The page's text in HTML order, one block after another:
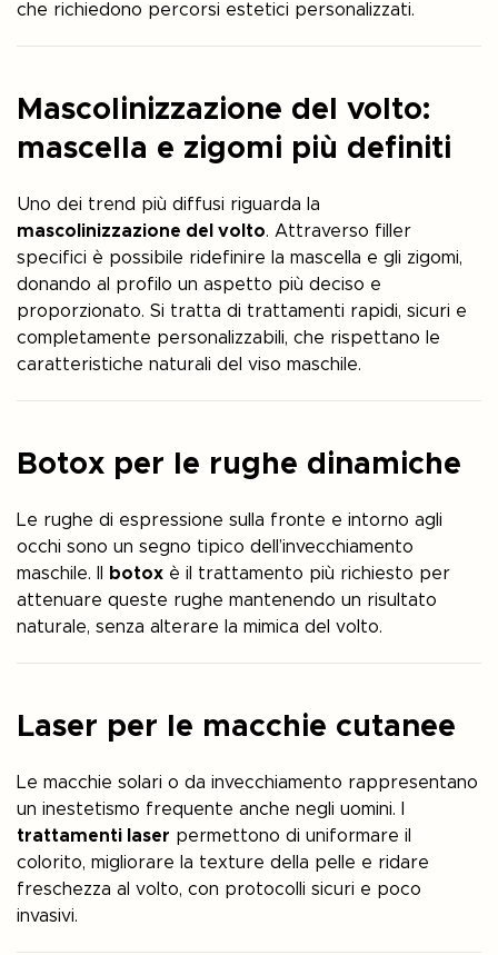
che richiedono percorsi estetici personalizzati.
Mascolinizzazione del volto:
mascella e zigomi più definiti
Uno dei trend più diffusi riguarda la
mascolinizzazione del volto. Attraverso filler
specifici è possibile ridefinire la mascella e gli zigomi,
donando al profilo un aspetto più deciso e
proporzionato. Si tratta di trattamenti rapidi, sicuri e
completamente personalizzabili, che rispettano le
caratteristiche naturali del viso maschile.
Botox per le rughe dinamiche
Le rughe di espressione sulla fronte e intorno agli
occhi sono un segno tipico dell’invecchiamento
maschile. Il
botox è il trattamento più richiesto per
attenuare queste rughe mantenendo un risultato
naturale, senza alterare la mimica del volto.
Laser per le macchie cutanee
Le macchie solari o da invecchiamento rappresentano
un inestetismo frequente anche negli uomini. I
trattamenti laser permettono di uniformare il
colorito, migliorare la texture della pelle e ridare
freschezza al volto, con protocolli sicuri e poco
invasivi.